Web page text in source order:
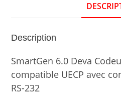
Description
SmartGen 6.0 Deva
compatible UECP avec
RS-232